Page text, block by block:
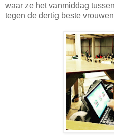
waar ze het vanmiddag
tegen de dertig beste